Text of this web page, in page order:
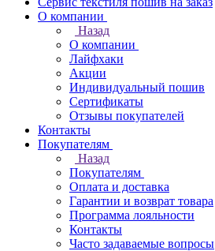
О компании
Назад
О компании
Лайфхаки
Акции
Индивидуальный пошив
Сертификаты
Отзывы покупателей
Контакты
Покупателям
Назад
Покупателям
Оплата и доставка
Гарантии и возврат товара
Программа лояльности
Контакты
Часто задаваемые вопросы